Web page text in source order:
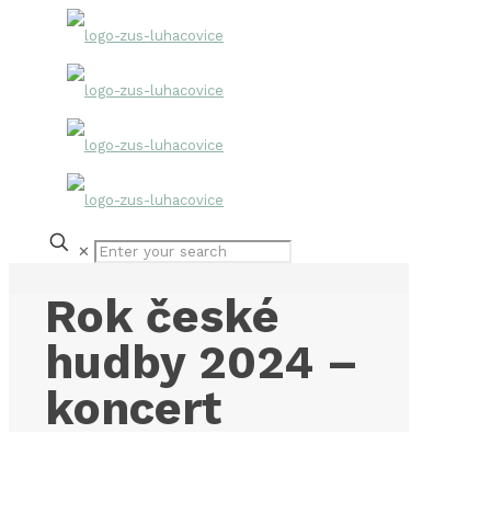
✕
Rok české
hudby 2024 –
koncert